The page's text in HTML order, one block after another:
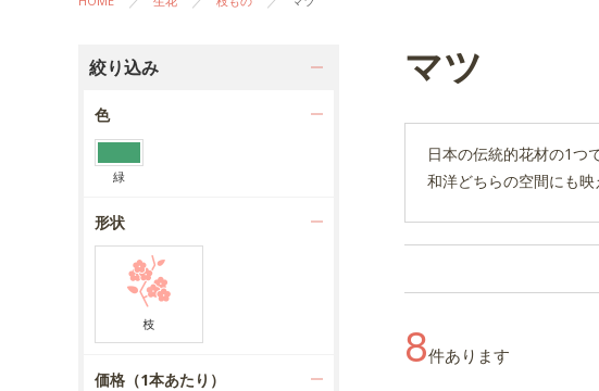
絞り込み
色
緑
形状
価格（1本あたり）
マツ
日本の伝統的花材の1つ
和洋どちらの空間にも
8件あります